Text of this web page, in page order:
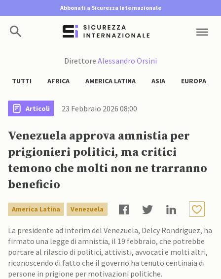
Abbonati a Sicurezza Internazionale
Direttore Alessandro Orsini
TUTTI AFRICA AMERICA LATINA ASIA EUROPA
Articoli 23 Febbraio 2026 08:00
Venezuela approva amnistia per
prigionieri politici, ma critici
temono che molti non ne trarranno
beneficio
America Latina Venezuela
La presidente ad interim del Venezuela, Delcy Rondriguez, ha
firmato una legge di amnistia, il 19 febbraio, che potrebbe
portare al rilascio di politici, attivisti, avvocati e molti altri,
riconoscendo di fatto che il governo ha tenuto centinaia di
persone in prigione per motivazioni politiche.